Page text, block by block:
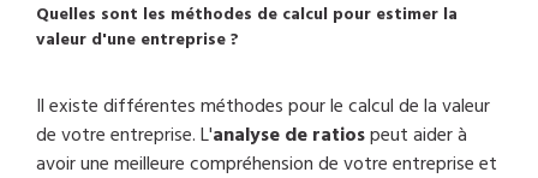
Quelles sont les méthodes de calcul pour estimer la
valeur d'une entreprise ?
Il existe différentes méthodes pour le calcul de la valeur
de votre entreprise. L'analyse de ratios peut aider à
avoir une meilleure compréhension de votre entreprise et